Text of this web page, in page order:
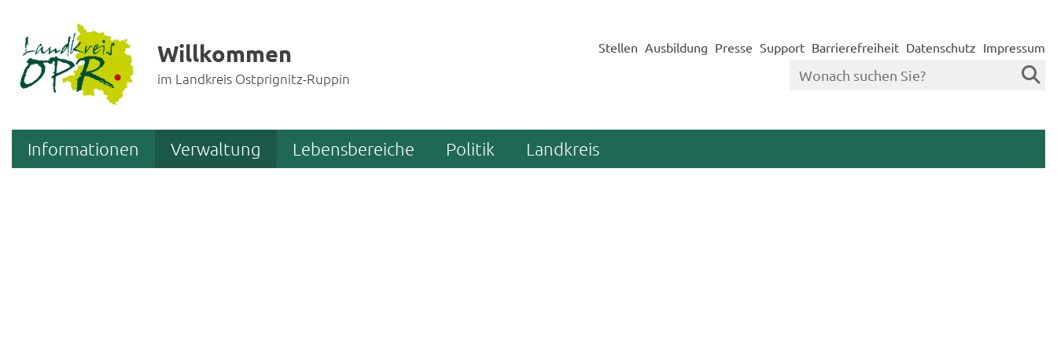
Willkommen
im Landkreis Ostprignitz-Ruppin
Stellen Ausbildung Presse Support Barrierefreiheit Datenschutz Impressum
Informationen Verwaltung Lebensbereiche Politik Landkreis